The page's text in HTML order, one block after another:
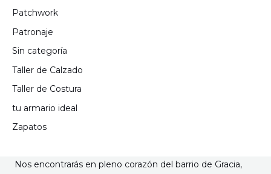
Patchwork
Patronaje
Sin categoría
Taller de Calzado
Taller de Costura
tu armario ideal
Zapatos
Nos encontrarás en pleno corazón del barrio de Gracia,